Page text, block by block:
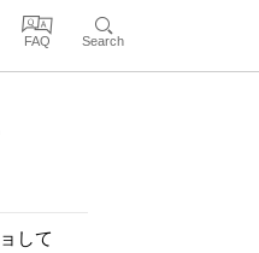
FAQ Search
して